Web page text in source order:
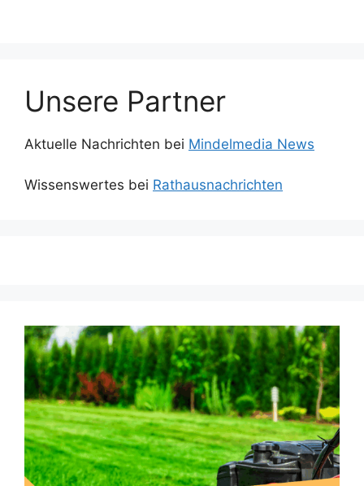
Unsere Partner
Aktuelle Nachrichten bei Mindelmedia News
Wissenswertes bei Rathausnachrichten